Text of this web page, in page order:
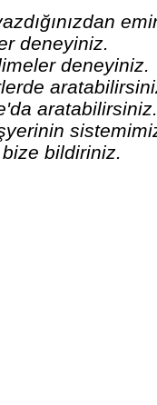
deneyiniz.
deneyiniz.
bildiriniz.